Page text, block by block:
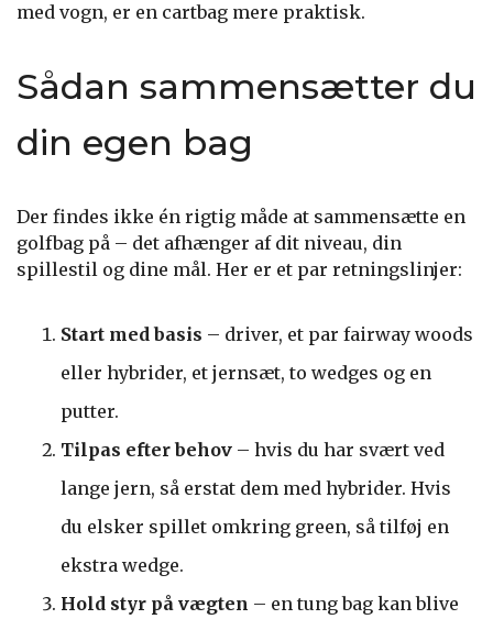
med vogn, er en cartbag mere praktisk.
Sådan sammensætter du
din egen bag
Der findes ikke én rigtig måde at sammensætte en
golfbag på – det afhænger af dit niveau, din
spillestil og dine mål. Her er et par retningslinjer:
Start med basis – driver, et par fairway woods
eller hybrider, et jernsæt, to wedges og en
putter.
Tilpas efter behov – hvis du har svært ved
lange jern, så erstat dem med hybrider. Hvis
du elsker spillet omkring green, så tilføj en
ekstra wedge.
Hold styr på vægten – en tung bag kan blive